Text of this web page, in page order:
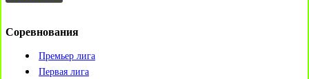
Соревнования
Премьер лига
Первая лига